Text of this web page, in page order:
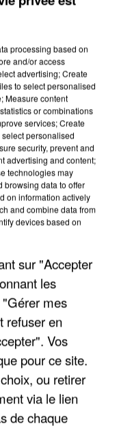
PAR UNE
processing based on
and/or access
advertising; Create
to select personalised
Measure content
or combinations
services; Create
personalised
security, prevent and
advertising and content;
technologies may
browsing data to offer
on information actively
and combine data from
devices based on
sur "Accepter
les
mes
refuser en
Vos
pour ce site.
ou retirer
via le lien
de chaque